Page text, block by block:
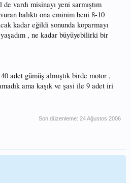
vardı misinayı yeni sarmıştım
balıktı ona eminim beni 8-10
kadar eğildi sonunda koparmayı
, ne kadar büyüyebilirki bir
adet gümüş almıştık birde motor ,
ama kaşık ve şasi ile 9 adet iri
Son düzenleme: 24 Ağustos 2006